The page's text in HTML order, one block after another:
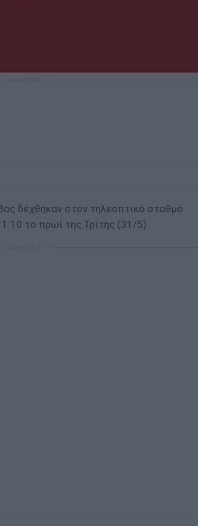
δέχθηκαν στον τηλεοπτικό σταθμό
το πρωί της Τρίτης (31/5).